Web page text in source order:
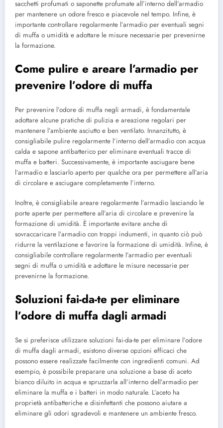
sacchetti profumati o saponette profumate all’interno dell’armadio
per mantenere un odore fresco e piacevole nel tempo. Infine, è
importante controllare regolarmente l’armadio per eventuali segni
di muffa o umidità e adottare le misure necessarie per prevenirne
la formazione.
Come pulire e areare l’armadio per
prevenire l’odore di muffa
Per prevenire l’odore di muffa negli armadi, è fondamentale
adottare alcune pratiche di pulizia e areazione regolari per
mantenere l’ambiente asciutto e ben ventilato. Innanzitutto, è
consigliabile pulire regolarmente l’interno dell’armadio con acqua
calda e sapone antibatterico per eliminare eventuali tracce di
muffa e batteri. Successivamente, è importante asciugare bene
l’armadio e lasciarlo aperto per qualche ora per permettere all’aria
di circolare e asciugare completamente l’interno.
Inoltre, è consigliabile areare regolarmente l’armadio lasciando le
porte aperte per permettere all’aria di circolare e prevenire la
formazione di umidità. È importante evitare anche di
sovraccaricare l’armadio con troppi indumenti, in quanto ciò può
ridurre la ventilazione e favorire la formazione di umidità. Infine, è
consigliabile controllare regolarmente l’armadio per eventuali
segni di muffa o umidità e adottare le misure necessarie per
prevenirne la formazione.
Soluzioni fai-da-te per eliminare
l’odore di muffa dagli armadi
Se si preferisce utilizzare soluzioni fai-da-te per eliminare l’odore
di muffa dagli armadi, esistono diverse opzioni efficaci che
possono essere realizzate facilmente con ingredienti comuni. Ad
esempio, è possibile preparare una soluzione a base di aceto
bianco diluito in acqua e spruzzarla all’interno dell’armadio per
eliminare la muffa e i batteri in modo naturale. L’aceto ha
proprietà antibatteriche e disinfettanti che possono aiutare a
eliminare gli odori sgradevoli e mantenere un ambiente fresco.